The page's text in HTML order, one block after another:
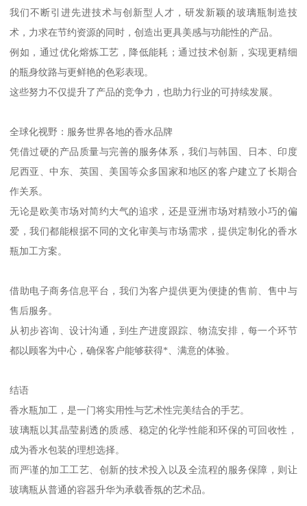
我们不断引进先进技术与创新型人才，研发新颖的玻璃瓶制造技
术，力求在节约资源的同时，创造出更具美感与功能性的产品。
例如，通过优化熔炼工艺，降低能耗；通过技术创新，实现更精细
的瓶身纹路与更鲜艳的色彩表现。
这些努力不仅提升了产品的竞争力，也助力行业的可持续发展。
全球化视野：服务世界各地的香水品牌
凭借过硬的产品质量与完善的服务体系，我们与韩国、日本、印度
尼西亚、中东、英国、美国等众多国家和地区的客户建立了长期合
作关系。
无论是欧美市场对简约大气的追求，还是亚洲市场对精致小巧的偏
爱，我们都能根据不同的文化审美与市场需求，提供定制化的香水
瓶加工方案。
借助电子商务信息平台，我们为客户提供更为便捷的售前、售中与
售后服务。
从初步咨询、设计沟通，到生产进度跟踪、物流安排，每一个环节
都以顾客为中心，确保客户能够获得*、满意的体验。
结语
香水瓶加工，是一门将实用性与艺术性完美结合的手艺。
玻璃瓶以其晶莹剔透的质感、稳定的化学性能和环保的可回收性，
成为香水包装的理想选择。
而严谨的加工工艺、创新的技术投入以及全流程的服务保障，则让
玻璃瓶从普通的容器升华为承载香氛的艺术品。